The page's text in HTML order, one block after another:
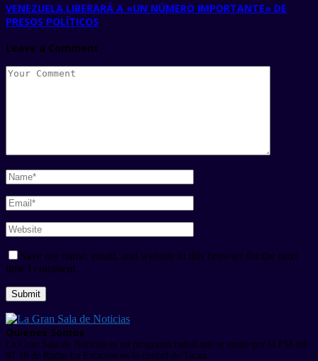
VENEZUELA LIBERARÁ A «UN NÚMERO IMPORTANTE» DE
PRESOS POLÍTICOS
Leave a Comment
Save my name, email, and website in this browser for the next
time I comment.
Quienes Somos
La Gran Sala de Noticias es un programa radial que se emite por la FM del
97.10 de Radio La Estación en la ciudad de Tacna.